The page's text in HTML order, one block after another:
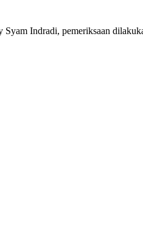
Indradi, pemeriksaan